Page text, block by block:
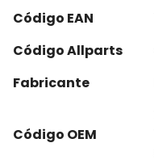
Código EAN
Código Allparts
Fabricante
Código OEM